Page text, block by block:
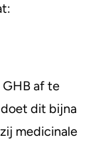
af te
dit bijna
medicinale